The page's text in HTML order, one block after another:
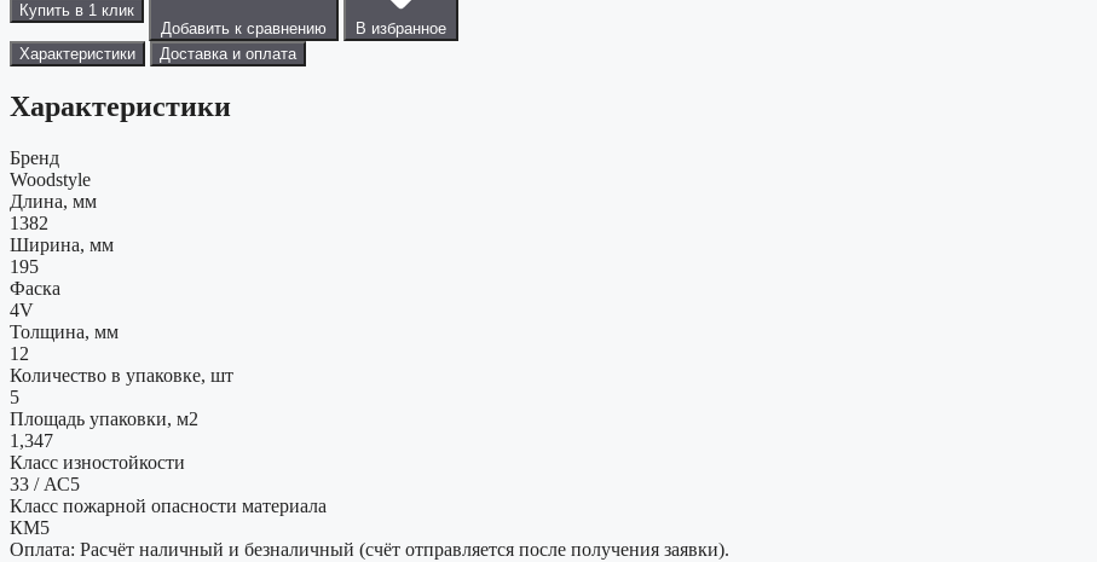
Купить в 1 клик
Добавить к сравнению
В избранное
Характеристики
Доставка и оплата
Характеристики
Бренд
Woodstyle
Длина, мм
1382
Ширина, мм
195
Фаска
4V
Толщина, мм
12
Количество в упаковке, шт
5
Площадь упаковки, м2
1,347
Класс изностойкости
33 / АС5
Класс пожарной опасности материала
КМ5
Оплата: Расчёт наличный и безналичный (счёт отправляется после получения заявки).